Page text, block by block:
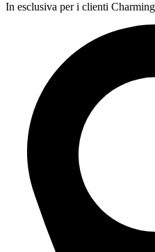
In esclusiva per i clienti